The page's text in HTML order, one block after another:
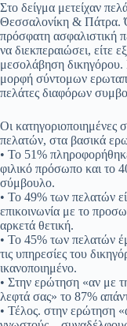
Στο δείγμα μετείχαν
Θεσσαλονίκη & Πάτρα.
πρόσφατη ασφαλιστική
να διεκπεραιώσει, είτε
μεσολάβηση δικηγόρου.
μορφή σύντομων
πελάτες διαφόρων
Οι κατηγοριοποιημένες
πελατών, στα βασικά
• Το 51%
φιλικό πρόσωπο και το
σύμβουλο.
• Το 49% των πελατών
επικοινωνία με το
αρκετά θετική.
• Το 45% των πελατών
τις υπηρεσίες του
ικανοποιημένο.
• Στην ερώτηση «αν με
λεφτά σας» το 87%
• Τέλος. στην ερώτηση